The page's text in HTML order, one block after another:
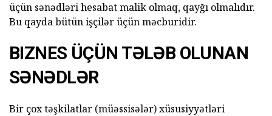
üçün sənədləri hesabat malik olmaq, qayğı olmalıdır.
Bu qayda bütün işçilər üçün məcburidir.
BIZNES ÜÇÜN TƏLƏB OLUNAN
SƏNƏDLƏR
Bir çox təşkilatlar (müəssisələr) xüsusiyyətləri